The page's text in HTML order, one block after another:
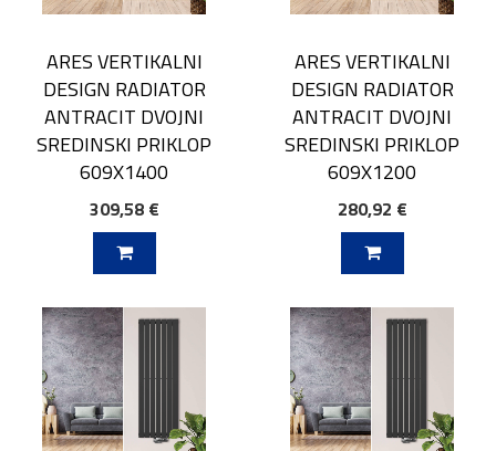
ARES VERTIKALNI
DESIGN RADIATOR
ANTRACIT DVOJNI
SREDINSKI PRIKLOP
609X1400
309,58 €
ARES VERTIKALNI
DESIGN RADIATOR
ANTRACIT DVOJNI
SREDINSKI PRIKLOP
609X1200
280,92 €